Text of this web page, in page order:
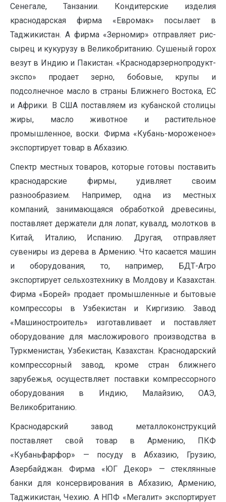
Сенегале, Танзании. Кондитерские изделия
краснодарская фирма «Евромак» посылает в
Таджикистан. А фирма «Зерномир» отправляет рис-
сырец и кукурузу в Великобританию. Сушеный горох
везут в Индию и Пакистан. «Краснодарзернопродукт-
экспо» продает зерно, бобовые, крупы и
подсолнечное масло в страны Ближнего Востока, ЕС
и Африки. В США поставляем из кубанской столицы
жиры, масло животное и растительное
промышленное, воски. Фирма «Кубань-мороженое»
экспортирует товар в Абхазию.
Спектр местных товаров, которые готовы поставить
краснодарские фирмы, удивляет своим
разнообразием. Например, одна из местных
компаний, занимающаяся обработкой древесины,
поставляет держатели для лопат, кувалд, молотков в
Китай, Италию, Испанию. Другая, отправляет
сувениры из дерева в Армению. Что касается машин
и оборудования, то, например, БДТ-Агро
экспортирует сельхозтехнику в Молдову и Казахстан.
Фирма «Борей» продает промышленные и бытовые
компрессоры в Узбекистан и Киргизию. Завод
«Машиностроитель» изготавливает и поставляет
оборудование для масложирового производства в
Туркменистан, Узбекистан, Казахстан. Краснодарский
компрессорный завод, кроме стран ближнего
зарубежья, осуществляет поставки компрессорного
оборудования в Индию, Малайзию, ОАЭ,
Великобританию.
Краснодарский завод металлоконструкций
поставляет свой товар в Армению, ПКФ
«Кубаньфарфор» — посуду в Абхазию, Грузию,
Азербайджан. Фирма «ЮГ Декор» — стеклянные
банки для консервирования в Абхазию, Армению,
Таджикистан, Чехию. А НПФ «Мегалит» экспортирует